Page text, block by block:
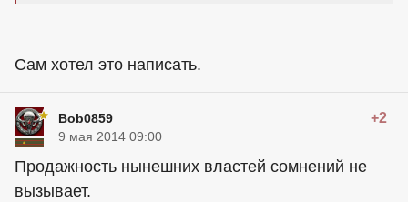
Сам хотел это написать.
Bob0859 +2
9 мая 2014 09:00
Продажность нынешних властей сомнений не
вызывает.